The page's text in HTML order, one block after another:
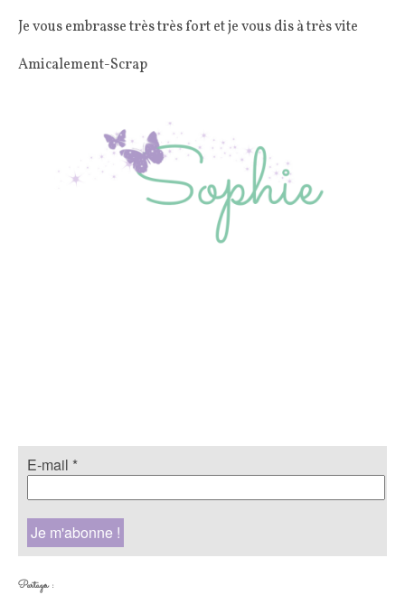
Je vous embrasse très très fort et je vous dis à très vite
Amicalement-Scrap
E-mail *
Partager :